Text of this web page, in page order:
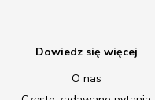
Dowiedz się więcej
O nas